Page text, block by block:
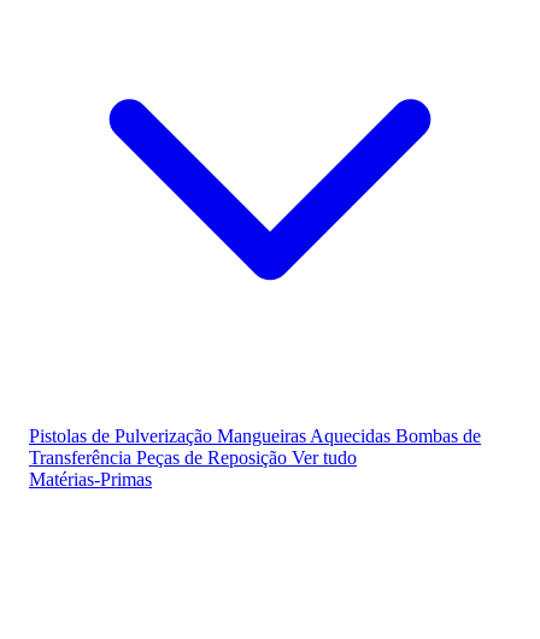
Pistolas de Pulverização Mangueiras Aquecidas Bombas de
Transferência Peças de Reposição Ver tudo
Matérias-Primas